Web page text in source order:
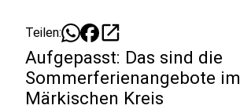
Teilen: open_in_new
Aufgepasst: Das sind die
Sommerferienangebote im
Märkischen Kreis